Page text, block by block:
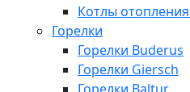
Котлы
Горелки
Горелки Buderus
Горелки Giersch